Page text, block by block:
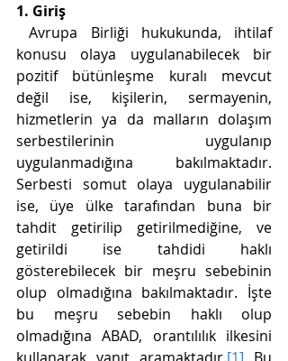
1. Giriş
Avrupa Birliği hukukunda, ihtilaf
konusu olaya uygulanabilecek bir
pozitif bütünleşme kuralı mevcut
değil ise, kişilerin, sermayenin,
hizmetlerin ya da malların dolaşım
serbestilerinin uygulanıp
uygulanmadığına bakılmaktadır.
Serbesti somut olaya uygulanabilir
ise, üye ülke tarafından buna bir
tahdit getirilip getirilmediğine, ve
getirildi ise tahdidi haklı
gösterebilecek bir meşru sebebinin
olup olmadığına bakılmaktadır. İşte
bu meşru sebebin haklı olup
olmadığına ABAD, orantılılık ilkesini